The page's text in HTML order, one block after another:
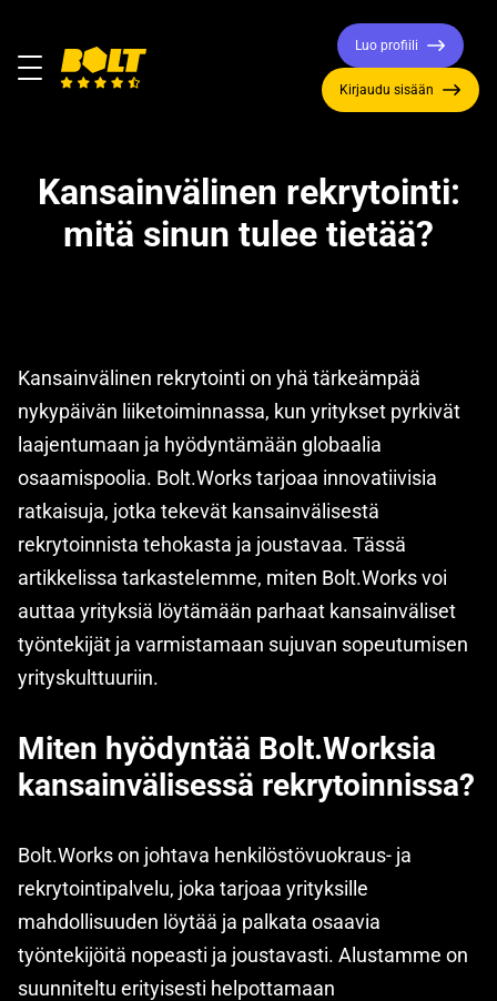
Valikko
Luo profiili
Kirjaudu sisään
Kansainvälinen rekrytointi:
mitä sinun tulee tietää?
Kansainvälinen rekrytointi on yhä tärkeämpää
nykypäivän liiketoiminnassa, kun yritykset pyrkivät
laajentumaan ja hyödyntämään globaalia
osaamispoolia. Bolt.Works tarjoaa innovatiivisia
ratkaisuja, jotka tekevät kansainvälisestä
rekrytoinnista tehokasta ja joustavaa. Tässä
artikkelissa tarkastelemme, miten Bolt.Works voi
auttaa yrityksiä löytämään parhaat kansainväliset
työntekijät ja varmistamaan sujuvan sopeutumisen
yrityskulttuuriin.
Miten hyödyntää Bolt.Worksia
kansainvälisessä rekrytoinnissa?
Bolt.Works on johtava henkilöstövuokraus- ja
rekrytointipalvelu, joka tarjoaa yrityksille
mahdollisuuden löytää ja palkata osaavia
työntekijöitä nopeasti ja joustavasti. Alustamme on
suunniteltu erityisesti helpottamaan